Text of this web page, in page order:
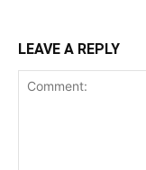
LEAVE A REPLY